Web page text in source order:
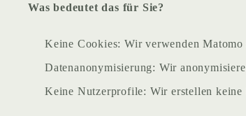
Was bedeutet das für Sie?
Keine Cookies: Wir verwenden
Datenanonymisierung: Wir
Keine Nutzerprofile: Wir erstellen